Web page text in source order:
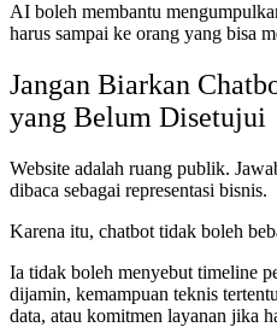
AI boleh membantu
harus sampai ke orang yang bisa
Jangan Biarkan
yang Belum Disetujui
Website adalah ruang publik.
dibaca sebagai representasi bisnis.
Karena itu, chatbot tidak boleh
Ia tidak boleh menyebut timeline
dijamin, kemampuan teknis
data, atau komitmen layanan jika